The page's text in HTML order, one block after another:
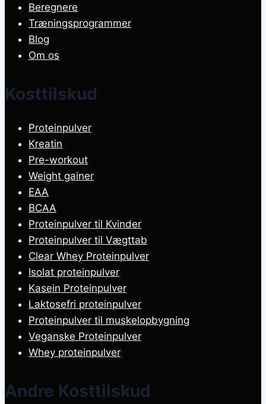
Beregnere
Træningsprogrammer
Blog
Om os
Kosttilskud
Proteinpulver
Kreatin
Pre-workout
Weight gainer
EAA
BCAA
Proteinpulver til Kvinder
Proteinpulver til Vægttab
Clear Whey Proteinpulver
Isolat proteinpulver
Kasein Proteinpulver
Laktosefri proteinpulver
Proteinpulver til muskelopbygning
Veganske Proteinpulver
Whey proteinpulver
Andre Kosttilskud